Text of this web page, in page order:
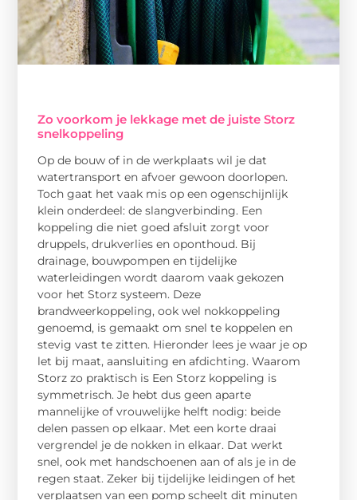
Zo voorkom je lekkage met de juiste Storz
snelkoppeling
Op de bouw of in de werkplaats wil je dat
watertransport en afvoer gewoon doorlopen.
Toch gaat het vaak mis op een ogenschijnlijk
klein onderdeel: de slangverbinding. Een
koppeling die niet goed afsluit zorgt voor
druppels, drukverlies en oponthoud. Bij
drainage, bouwpompen en tijdelijke
waterleidingen wordt daarom vaak gekozen
voor het Storz systeem. Deze
brandweerkoppeling, ook wel nokkoppeling
genoemd, is gemaakt om snel te koppelen en
stevig vast te zitten. Hieronder lees je waar je op
let bij maat, aansluiting en afdichting. Waarom
Storz zo praktisch is Een Storz koppeling is
symmetrisch. Je hebt dus geen aparte
mannelijke of vrouwelijke helft nodig: beide
delen passen op elkaar. Met een korte draai
vergrendel je de nokken in elkaar. Dat werkt
snel, ook met handschoenen aan of als je in de
regen staat. Zeker bij tijdelijke leidingen of het
verplaatsen van een pomp scheelt dit minuten